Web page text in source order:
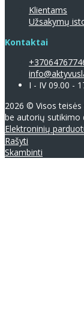
Klientams
Užsakymų
Kontaktai
I - IV 09.00 -
2026 © Visos
be autorių sutikimo
Elektroninių
Rašyti
Skambinti